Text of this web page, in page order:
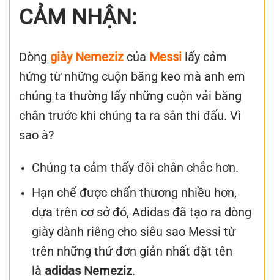
CẢM NHẬN:
Dòng giày Nemeziz của Messi lấy cảm
hứng từ những cuộn băng keo mà anh em
chúng ta thường lấy những cuộn vải băng
chân trước khi chúng ta ra sân thi đấu. Vì
sao à?
Chúng ta cảm thấy đôi chân chắc hơn.
Hạn chế được chấn thương nhiều hơn,
dựa trên cơ sở đó, Adidas đã tạo ra dòng
giày dành riêng cho siêu sao Messi từ
trên những thứ đơn giản nhất đặt tên
là adidas Nemeziz.